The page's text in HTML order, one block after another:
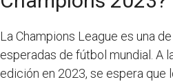
La Champions League es una
esperadas de fútbol mundial. A
edición en 2023, se espera que